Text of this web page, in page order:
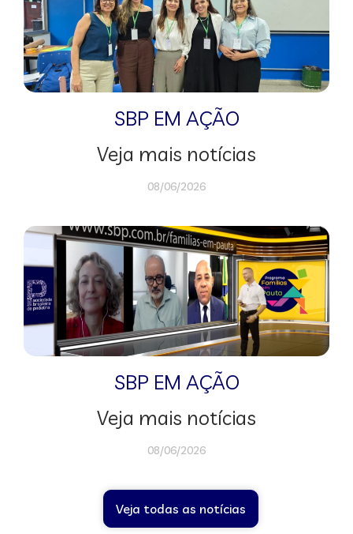
SBP EM AÇÃO
Veja mais notícias
08/06/2026
SBP EM AÇÃO
Veja mais notícias
08/06/2026
Veja todas as notícias